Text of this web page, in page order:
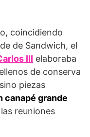
coincidiendo
de Sandwich, el
III elaboraba
de conserva
piezas
canapé grande
reuniones